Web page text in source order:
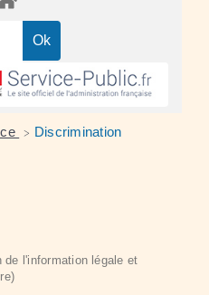
> Discrimination
de l'information légale et